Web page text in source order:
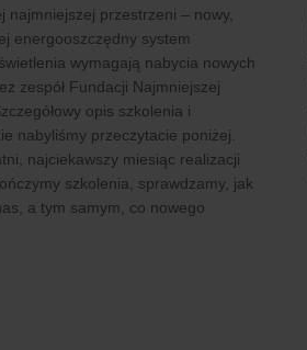
najmniejszej przestrzeni – nowy,
energooszczędny system
wymagają nabycia nowych
zespół Fundacji Najmniejszej
opis szkolenia i
nabyliśmy przeczytacie poniżej.
najciekawszy miesiąc realizacji
szkolenia, sprawdzamy, jak
a tym samym, co nowego